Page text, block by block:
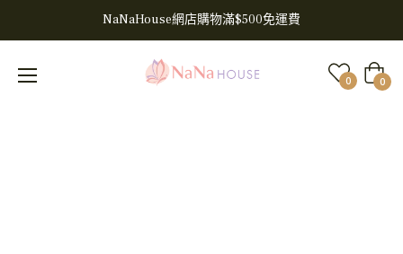
NaNaHouse網店購物滿$500免運費
0 大
車 0